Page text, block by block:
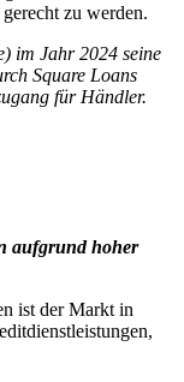
zu werden.
im Jahr 2024 seine
Square Loans
für Händler.
aufgrund hoher
ist der Markt in